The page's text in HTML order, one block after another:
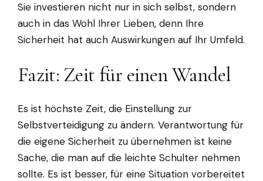
Sie investieren nicht nur in sich selbst, sondern
auch in das Wohl Ihrer Lieben, denn Ihre
Sicherheit hat auch Auswirkungen auf Ihr Umfeld.
Fazit: Zeit für einen Wandel
Es ist höchste Zeit, die Einstellung zur
Selbstverteidigung zu ändern. Verantwortung für
die eigene Sicherheit zu übernehmen ist keine
Sache, die man auf die leichte Schulter nehmen
sollte. Es ist besser, für eine Situation vorbereitet